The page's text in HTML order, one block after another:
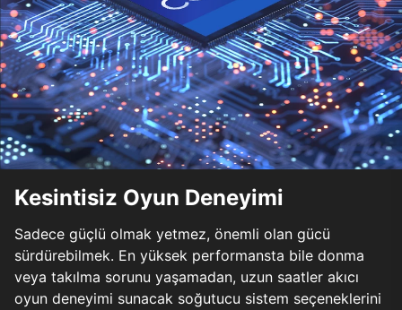
Kesintisiz Oyun Deneyimi
Sadece güçlü olmak yetmez, önemli olan gücü
sürdürebilmek. En yüksek performansta bile donma
veya takılma sorunu yaşamadan, uzun saatler akıcı
oyun deneyimi sunacak soğutucu sistem seçeneklerini